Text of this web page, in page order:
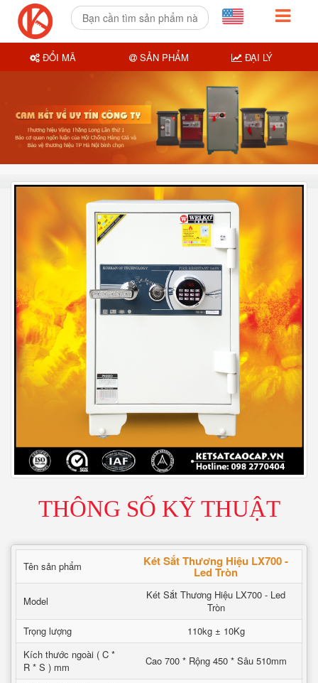
THÔNG SỐ KỸ THUẬT
Tên sản phẩm Két Sắt Thương Hiệu LX700 -
Led Tròn
Model
Két Sắt Thương Hiệu LX700 - Led
Tròn
Trọng lượng
110kg ± 10Kg
Kích thước ngoài ( C *
R * S ) mm
Cao 700 * Rộng 450 * Sâu 510mm
ĐỔI MÃ SẢN PHẨM ĐẠI LÝ